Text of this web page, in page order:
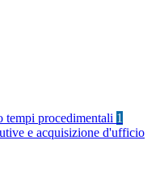
tempi procedimentali 1
e acquisizione d'ufficio